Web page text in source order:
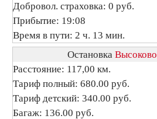
Добровол. страховка: 0 руб.
Прибытие: 19:08
Время в пути: 2 ч. 13 мин.
Остановка
Расстояние: 117,00 км.
Тариф полный: 680.00 руб.
Тариф детский: 340.00 руб.
Багаж: 136.00 руб.